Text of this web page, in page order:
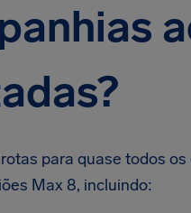
para quase todos
Max 8, incluindo: